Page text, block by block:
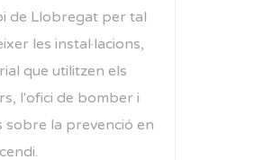
de Llobregat per tal
les instal·lacions,
que utilitzen els
l'ofici de bomber i
sobre la prevenció en